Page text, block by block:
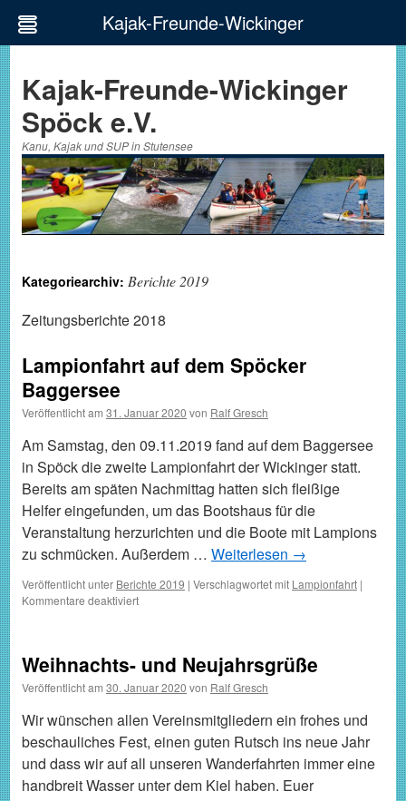
springen
Kajak-Freunde-Wickinger
Spöck e.V.
Kanu, Kajak und SUP in Stutensee
Kategoriearchiv: Berichte 2019
Zeitungsberichte 2018
Lampionfahrt auf dem Spöcker
Baggersee
Veröffentlicht am 31. Januar 2020 von Ralf Gresch
Am Samstag, den 09.11.2019 fand auf dem Baggersee
in Spöck die zweite Lampionfahrt der Wickinger statt.
Bereits am späten Nachmittag hatten sich fleißige
Helfer eingefunden, um das Bootshaus für die
Veranstaltung herzurichten und die Boote mit Lampions
zu schmücken. Außerdem … Weiterlesen →
Veröffentlicht unter Berichte 2019 | Verschlagwortet mit Lampionfahrt |
Kommentare deaktiviertfür
Spöcker
Baggersee
Weihnachts- und Neujahrsgrüße
Veröffentlicht am 30. Januar 2020 von Ralf Gresch
Wir wünschen allen Vereinsmitgliedern ein frohes und
beschauliches Fest, einen guten Rutsch ins neue Jahr
und dass wir auf all unseren Wanderfahrten immer eine
handbreit Wasser unter dem Kiel haben. Euer
Kajak-Freunde-Wickinger